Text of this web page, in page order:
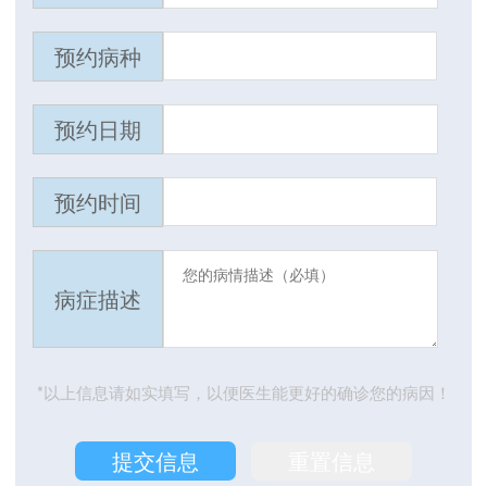
预约病种
预约日期
预约时间
病症描述
*以上信息请如实填写，以便医生能更好的确诊您的病因！